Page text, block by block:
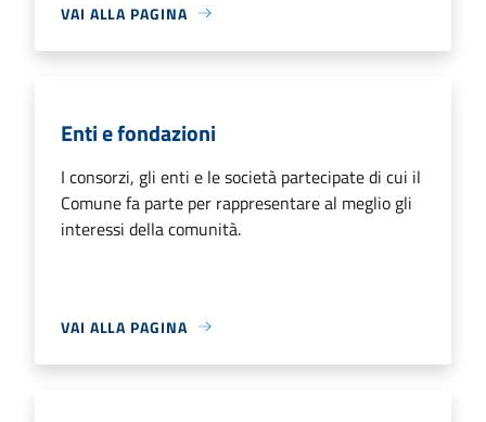
VAI ALLA PAGINA
Enti e fondazioni
I consorzi, gli enti e le società partecipate di cui il
Comune fa parte per rappresentare al meglio gli
interessi della comunità.
VAI ALLA PAGINA